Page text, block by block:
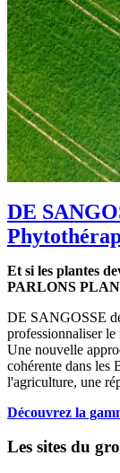
DE
Et si les plantes
PARLONS
DE SANGOSSE
professionnaliser le
Une nouvelle
cohérente dans les
l'agriculture, une
Découvrez la
Les sites du